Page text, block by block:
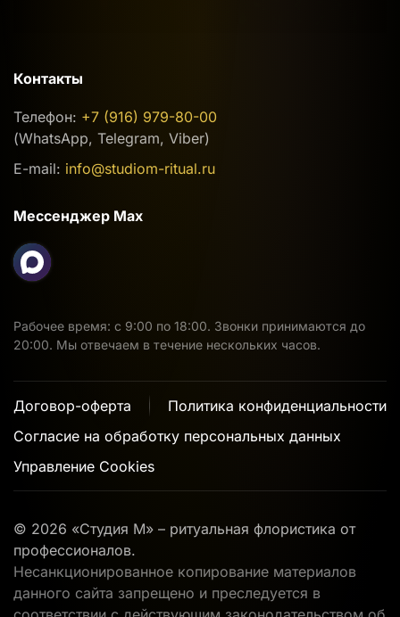
Контакты
Телефон: +7 (916) 979-80-00
(WhatsApp, Telegram, Viber)
E-mail: info@studiom-ritual.ru
Мессенджер Max
Рабочее время: с 9:00 по 18:00. Звонки принимаются до
20:00. Мы отвечаем в течение нескольких часов.
Договор-оферта
Политика конфиденциальности
Согласие на обработку персональных данных
Управление Cookies
© 2026 «Студия М» – ритуальная флористика от
профессионалов.
Несанкционированное копирование материалов
данного сайта запрещено и преследуется в